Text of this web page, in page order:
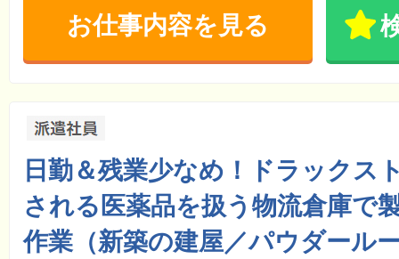
お仕事内容を見る
日勤＆残業少なめ！ドラックス
される医薬品を扱う物流倉庫で
作業（新築の建屋／パウダール